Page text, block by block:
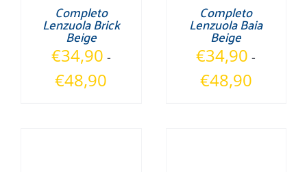
Completo
Lenzuola Brick
Beige
€34,90 -
€48,90
Completo
Lenzuola Baia
Beige
€34,90 -
€48,90Fascia